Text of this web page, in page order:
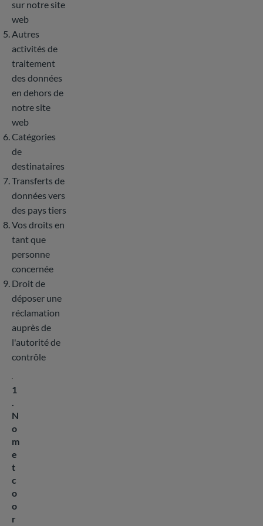
sur notre site
web
Autres
activités de
traitement
des données
en dehors de
notre site
web
Catégories
de
destinataires
Transferts de
données vers
des pays tiers
Vos droits en
tant que
personne
concernée
Droit de
déposer une
réclamation
auprès de
l'autorité de
contrôle
1
.
N
o
m
e
t
c
o
o
r